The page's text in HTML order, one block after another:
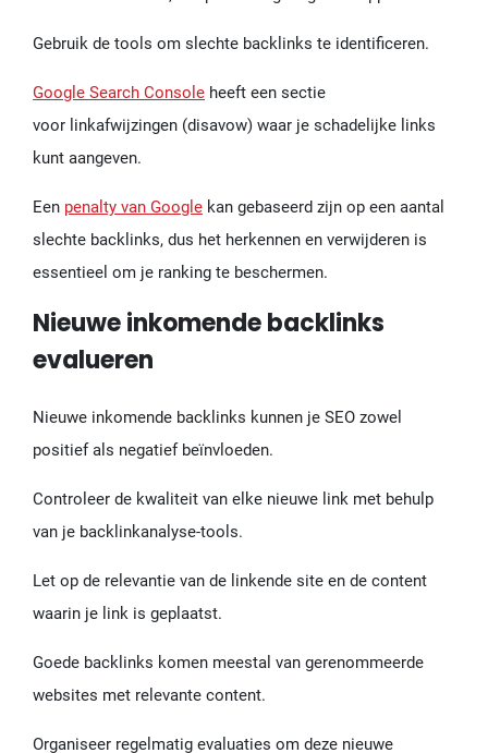
Gebruik de tools om slechte backlinks te identificeren.
Google Search Console heeft een sectie
voor linkafwijzingen (disavow) waar je schadelijke links
kunt aangeven.
Een penalty van Google kan gebaseerd zijn op een aantal
slechte backlinks, dus het herkennen en verwijderen is
essentieel om je ranking te beschermen.
Nieuwe inkomende backlinks
evalueren
Nieuwe inkomende backlinks kunnen je SEO zowel
positief als negatief beïnvloeden.
Controleer de kwaliteit van elke nieuwe link met behulp
van je backlinkanalyse-tools.
Let op de relevantie van de linkende site en de content
waarin je link is geplaatst.
Goede backlinks komen meestal van gerenommeerde
websites met relevante content.
Organiseer regelmatig evaluaties om deze nieuwe